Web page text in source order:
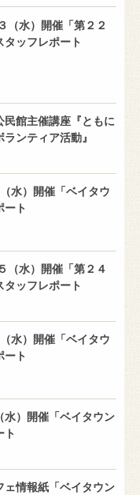
（水）開催「第２２
タッフレポート
民館主催講座『ともに
ンティア活動』
水）開催「ベイタウ
ート
（水）開催「第２４
タッフレポート
水）開催「ベイタウ
ート
水）開催「ベイタウン
ト
ェ情報紙「ベイタウン